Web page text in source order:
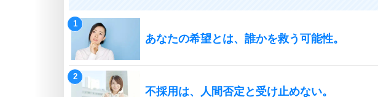
あなたの希望とは、誰かを救う可能性。
不採用は、人間否定と受け止めない。